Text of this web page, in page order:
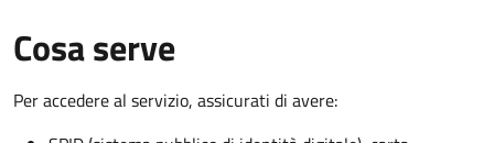
Cosa serve
Per accedere al servizio, assicurati di avere: